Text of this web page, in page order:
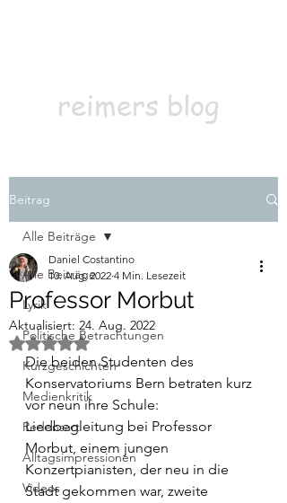
reimers blog
Beitrag
Alle Beiträge
Lyrik
Politische Betrachtungen
Kurzgeschichten
Medienkritik
Redensart
Alltagsimpressionen
Videos
Alle Beiträge
Professor Morbut
Daniel Costantino
10. Aug. 2022 4 Min. Lesezeit
Aktualisiert: 24. Aug. 2022
Mit NaN von 5 Sternen bewertet.
Die beiden Studenten des
Konservatoriums Bern betraten kurz
vor neun ihre Schule:
Liedbegleitung bei Professor
Morbut, einem jungen
Konzertpianisten, der neu in die
Stadt gekommen war, zweite